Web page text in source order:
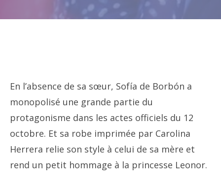
En l’absence de sa sœur, Sofía de Borbón a
monopolisé une grande partie du
protagonisme dans les actes officiels du 12
octobre. Et sa robe imprimée par Carolina
Herrera relie son style à celui de sa mère et
rend un petit hommage à la princesse Leonor.